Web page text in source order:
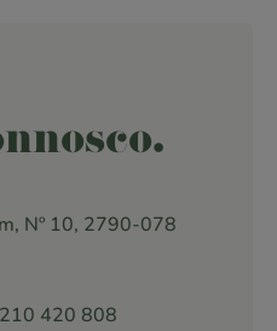
Nº 10, 2790-078
420 808